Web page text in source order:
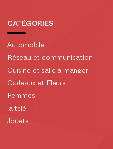
CATÉGORIES
Automobile
Réseau et communication
Cuisine et salle à manger
Cadeaux et Fleurs
Femmes
la télé
Jouets